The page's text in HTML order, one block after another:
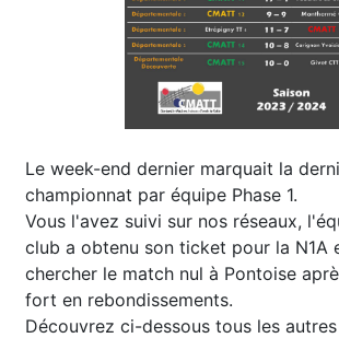
Le week-end dernier marquait la
championnat par équipe Phase 1.
Vous l'avez suivi sur nos réseaux,
club a obtenu son ticket pour la N1A
chercher le match nul à Pontoise
fort en rebondissements.
Découvrez ci-dessous tous les